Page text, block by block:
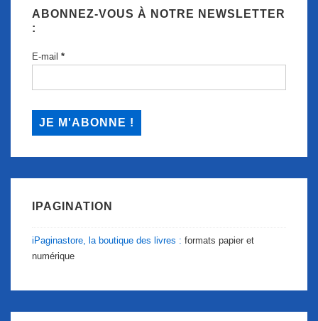
ABONNEZ-VOUS À NOTRE NEWSLETTER
:
E-mail *
IPAGINATION
iPaginastore, la boutique des livres : formats papier et
numérique